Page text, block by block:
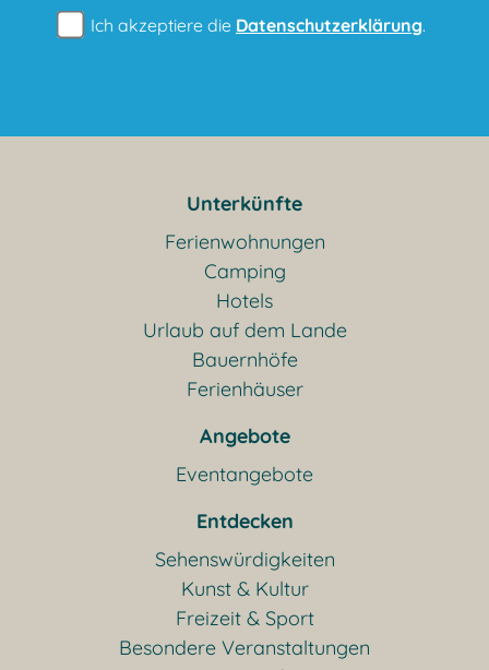
Ich akzeptiere die Datenschutzerklärung.
Unterkünfte
Ferienwohnungen
Camping
Hotels
Urlaub auf dem Lande
Bauernhöfe
Ferienhäuser
Angebote
Eventangebote
Entdecken
Sehenswürdigkeiten
Kunst & Kultur
Freizeit & Sport
Besondere Veranstaltungen